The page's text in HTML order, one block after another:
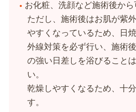
お化粧、洗顔など施術後から
ただし、施術後はお肌が紫
やすくなっているため、日
外線対策を必ず行い、施術
の強い日差しを浴びること
い。
乾燥しやすくなるため、十
す。